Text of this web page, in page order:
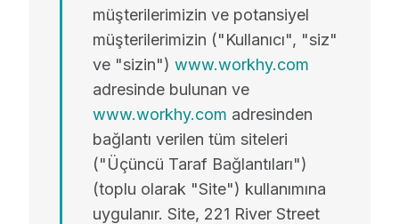
Mükellef Mobil ile
müşterilerimizin ve potansiyel
müşterilerimizin ("Kullanıcı", "siz"
ve "sizin") www.workhy.com
adresinde bulunan ve
www.workhy.com adresinden
bağlantı verilen tüm siteleri
("Üçüncü Taraf Bağlantıları")
(toplu olarak "Site") kullanımına
uygulanır. Site, 221 River Street